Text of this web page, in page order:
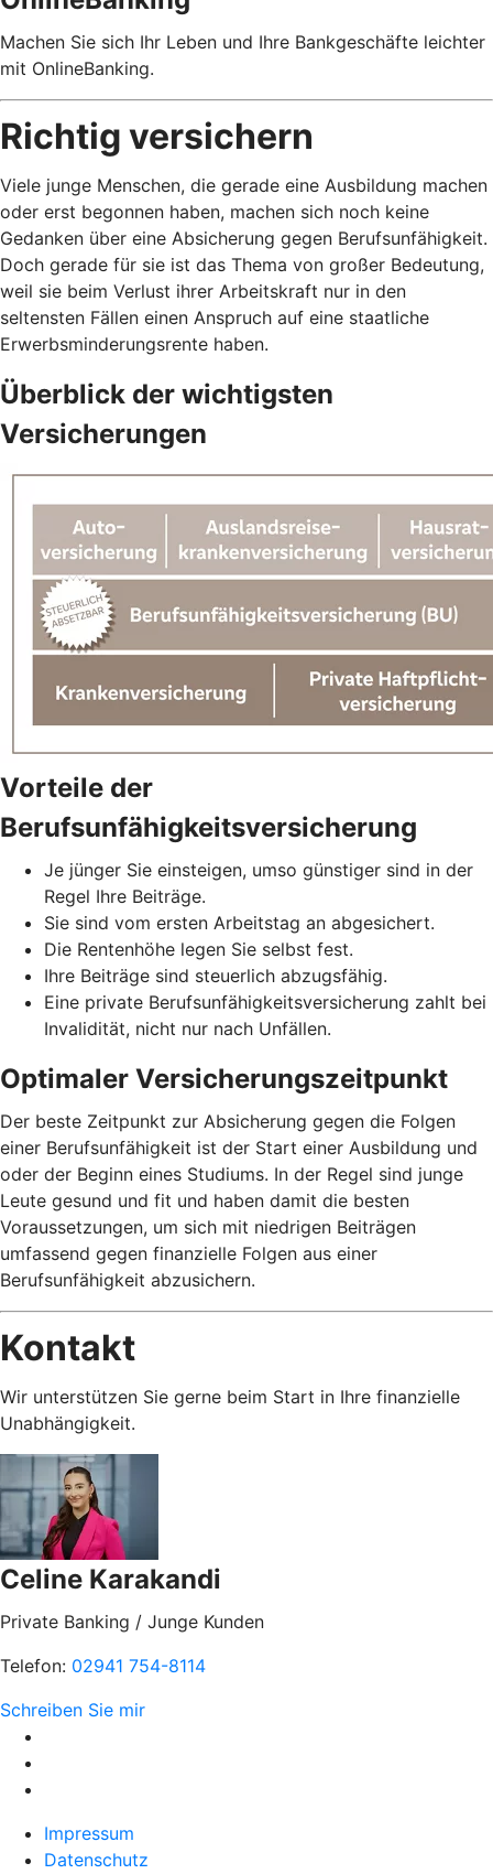
Machen Sie sich Ihr Leben und Ihre Bankgeschäfte leichter
mit OnlineBanking.
Richtig versichern
Viele junge Menschen, die gerade eine Ausbildung machen
oder erst begonnen haben, machen sich noch keine
Gedanken über eine Absicherung gegen Berufsunfähigkeit.
Doch gerade für sie ist das Thema von großer Bedeutung,
weil sie beim Verlust ihrer Arbeitskraft nur in den
seltensten Fällen einen Anspruch auf eine staatliche
Erwerbsminderungsrente haben.
Überblick der wichtigsten
Versicherungen
Vorteile der
Berufsunfähigkeitsversicherung
Je jünger Sie einsteigen, umso günstiger sind in der
Regel Ihre Beiträge.
Sie sind vom ersten Arbeitstag an abgesichert.
Die Rentenhöhe legen Sie selbst fest.
Ihre Beiträge sind steuerlich abzugsfähig.
Eine private Berufsunfähigkeitsversicherung zahlt bei
Invalidität, nicht nur nach Unfällen.
Optimaler Versicherungszeitpunkt
Der beste Zeitpunkt zur Absicherung gegen die Folgen
einer Berufsunfähigkeit ist der Start einer Ausbildung und
oder der Beginn eines Studiums. In der Regel sind junge
Leute gesund und fit und haben damit die besten
Voraussetzungen, um sich mit niedrigen Beiträgen
umfassend gegen finanzielle Folgen aus einer
Berufsunfähigkeit abzusichern.
Kontakt
Wir unterstützen Sie gerne beim Start in Ihre finanzielle
Unabhängigkeit.
Celine Karakandi
Private Banking / Junge Kunden
Telefon: 02941 754-8114
Schreiben Sie mir
Impressum
Datenschutz